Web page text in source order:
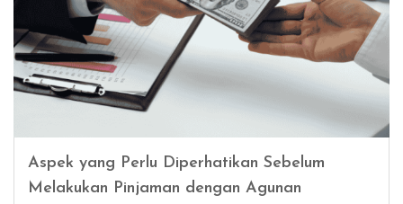
Aspek yang Perlu Diperhatikan Sebelum
Melakukan Pinjaman dengan Agunan